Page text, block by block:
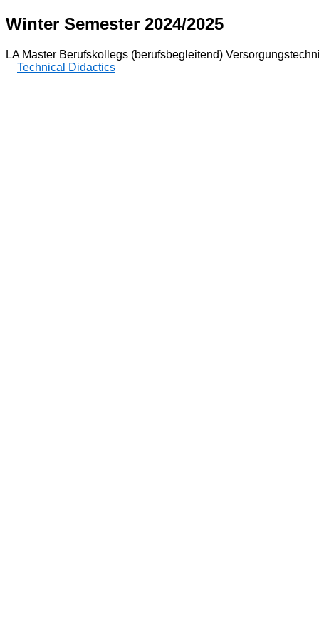
Winter Semester 2024/2025
LA Master Berufskollegs (berufsbegleitend)
Technical Didactics